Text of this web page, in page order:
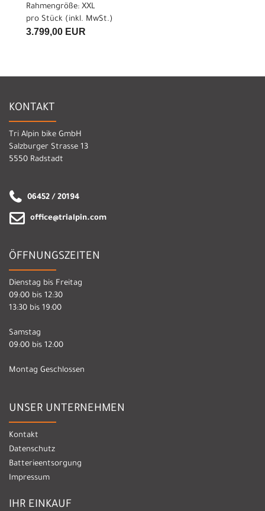
Rahmengröße: XXL
pro Stück (inkl. MwSt.)
3.799,00 EUR
KONTAKT
Tri Alpin bike GmbH
Salzburger Strasse 13
5550 Radstadt
06452 / 20194
office@trialpin.com
ÖFFNUNGSZEITEN
Dienstag bis Freitag
09:00 bis 12:30
13:30 bis 19:00
Samstag
09:00 bis 12:00
Montag Geschlossen
UNSER UNTERNEHMEN
Kontakt
Datenschutz
Batterieentsorgung
Impressum
IHR EINKAUF